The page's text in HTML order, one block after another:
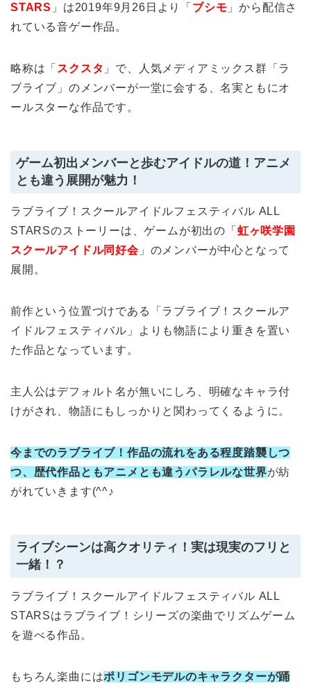
STARS 」は2019年9月26日より「 ブシモ 」から配信さ
れている音ゲー作品。
略称は「 スクスタ 」で、人気メディアミックス群「ラ
ブライブ」のメンバーが一堂に会する、名実ともにオ
ールスターな作品です。
ゲーム初出メンバーと歩むアイドルの道！アニメ
とも違う展開が魅力！
ラブライブ！スクールアイドルフェスティバル ALL
STARSのストーリーは、ゲームが初出の「 虹ヶ咲学園
スクールアイドル同好会」のメンバーが中心となって
展開。
前作という位置づけである「ラブライブ！スクールア
イドルフェスティバル」よりも物語により重きを置い
た作品となっています。
主人公はデフォルト名が無いにしろ、明確なキャラ付
けがされ、物語にもしっかりと関わってくるように。
今までのラブライブ！作品の流れをある程度踏襲しつ
つ、歴代作品ともアニメとも違うパラレルな世界が紡
がれていきます(^^♪
ライブシーンは高クオリティ！実は現実のフリと
一緒！？
ラブライブ！スクールアイドルフェスティバル ALL
STARSはラブライブ！シリーズの楽曲でリズムゲーム
を遊べる作品。
もちろん楽曲にはポリゴンモデルのキャラクターが踊